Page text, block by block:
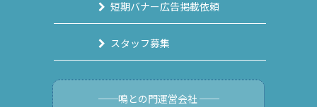
短期バナー広告掲載依頼
スタッフ募集
──鳴との門運営会社 ──